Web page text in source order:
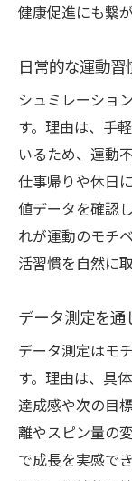
健康促進にも繋が
日常的な運動
シュミレーショ
す。理由は、手
いるため、運動
仕事帰りや休日
値データを確認
れが運動のモチ
活習慣を自然に
データ測定を
データ測定はモ
す。理由は、具
達成感や次の目
離やスピン量の
で成長を実感で